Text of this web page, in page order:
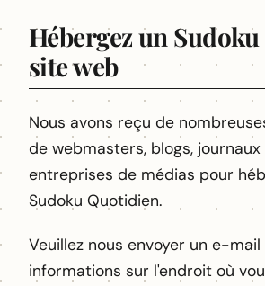
Hébergez un
site web
Nous avons reçu de
de webmasters, blogs,
entreprises de médias pour
Sudoku Quotidien.
Veuillez nous envoyer un e-
informations sur l'endroit où